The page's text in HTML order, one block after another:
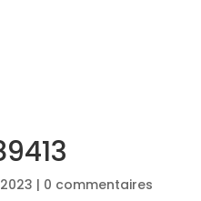
| 0 commentaires